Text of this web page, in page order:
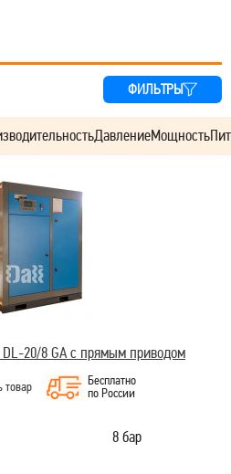
ФИЛЬТРЫ
ДавлениеМощность
20/8 GA с прямым приводом
товар
Бесплатно
по России
8 бар